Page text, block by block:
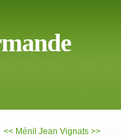
<< Ménil Jean Vignats >>